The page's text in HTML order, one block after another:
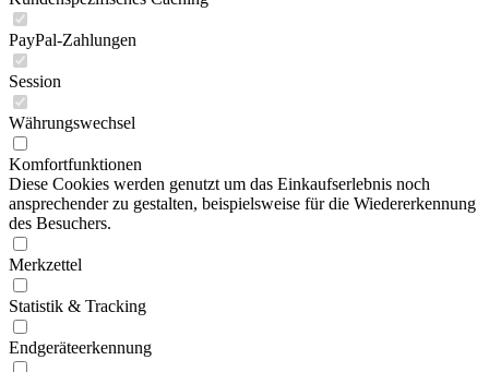
PayPal-Zahlungen
Session
Währungswechsel
Komfortfunktionen
Diese Cookies werden genutzt um das Einkaufserlebnis noch
ansprechender zu gestalten, beispielsweise für die Wiedererkennung
des Besuchers.
Merkzettel
Statistik & Tracking
Endgeräteerkennung